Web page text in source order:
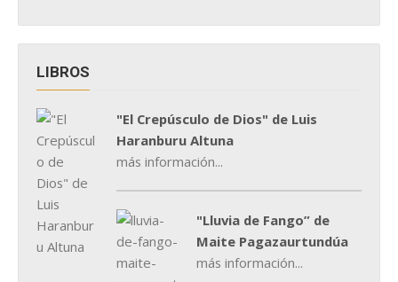
LIBROS
"El Crepúsculo de Dios" de Luis
Haranburu Altuna
más información...
"Lluvia de Fango” de
Maite Pagazaurtundúa
más información...